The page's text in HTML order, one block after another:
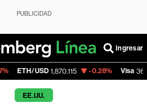
PUBLICIDAD
Ingresar
1,870.115 -0.28% Visa 369.59
EE.UU.